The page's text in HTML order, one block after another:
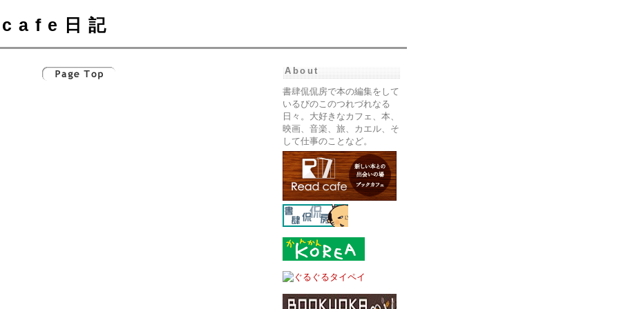
cafe日記
About
書肆侃侃房で本の編集をして
いるぴのこのつれづれなる
日々。大好きなカフェ、本、
映画、音楽、旅、カエル、そ
して仕事のことなど。